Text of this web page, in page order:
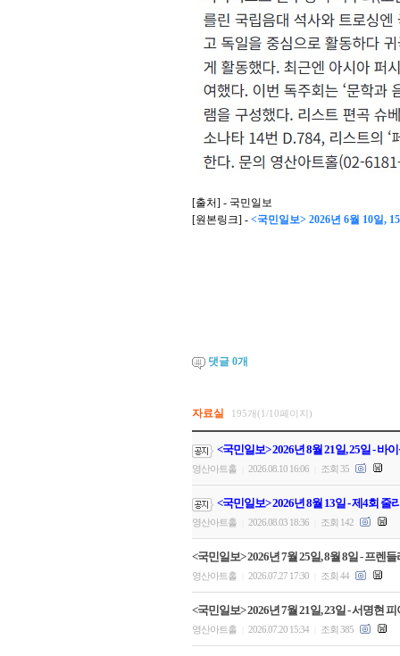
[출처] - 국민일보
[원본링크] - <국민일보> 2026년 6월 10일,
댓글 0개
자료실 195개(1/10페이지)
<국민일보> 2026년 8월 21일, 25일 -
영산아트홀 2026.08.10 16:06 조회 35
<국민일보> 2026년 8월 13일 - 제4회
영산아트홀 2026.08.03 18:36 조회 142
<국민일보> 2026년 7월 25일, 8월 8일 - 프렌
영산아트홀 2026.07.27 17:30 조회 44
<국민일보> 2026년 7월 21일, 23일 - 서명현
영산아트홀 2026.07.20 15:34 조회 385